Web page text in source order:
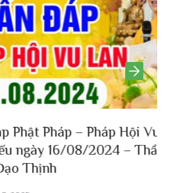
– Pháp Hội Vu Lan
16/08/2024 – Thầy